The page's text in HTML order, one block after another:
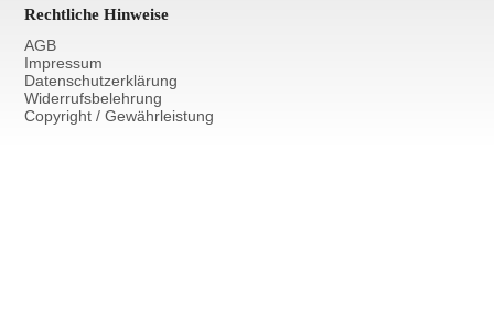
Rechtliche Hinweise
AGB
Impressum
Datenschutzerklärung
Widerrufsbelehrung
Copyright / Gewährleistung